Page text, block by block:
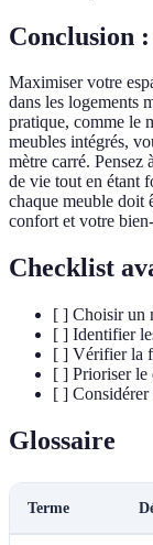
Conclusion
Maximiser votre
dans les logements
pratique, comme le
meubles intégrés,
mètre carré. Pensez
de vie tout en étant
chaque meuble doit
confort et votre
Checklist
[ ] Choisir un
[ ] Identifier
[ ] Vérifier la
[ ] Prioriser le
[ ] Considérer
Glossaire
Terme